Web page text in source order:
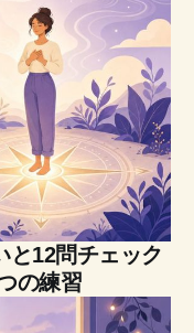
と12問チェック
の練習